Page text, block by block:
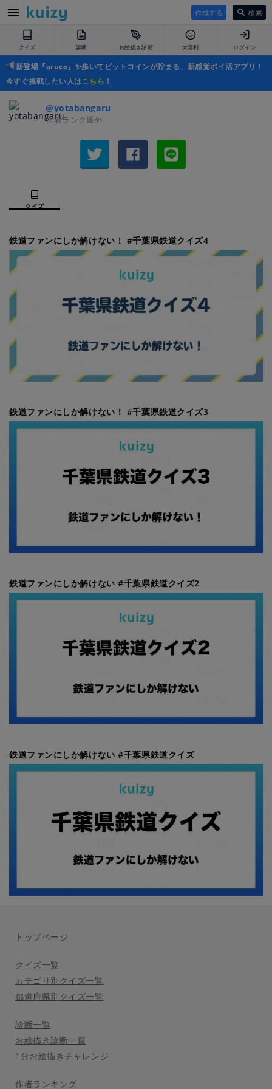
作成する 検索
クイズ 診断 お絵描き診断 大喜利 ログイン
新登場『aruco』✨歩いてビットコインが貯まる、新感覚ポイ活アプリ！
今すぐ挑戦したい人はこちら ！
@yotabangaru
作者ランク圏外
クイズ
鉄道ファンにしか解けない！ #千葉県鉄道クイズ4
鉄道ファンにしか解けない！ #千葉県鉄道クイズ3
鉄道ファンにしか解けない #千葉県鉄道クイズ2
鉄道ファンにしか解けない #千葉県鉄道クイズ
トップページ
クイズ一覧
カテゴリ別クイズ一覧
都道府県別クイズ一覧
診断一覧
お絵描き診断一覧
1分お絵描きチャレンジ
作者ランキング